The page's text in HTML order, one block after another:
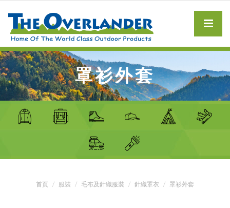
罩衫外套
首頁 服裝 毛布及針織服裝 針織罩衣 罩衫外套